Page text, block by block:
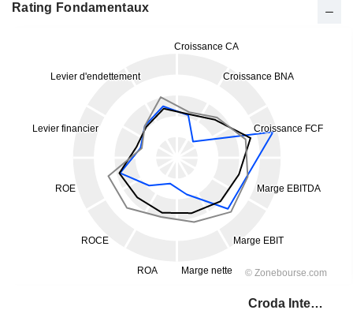
Rating Fondamentaux
Croda International Plc